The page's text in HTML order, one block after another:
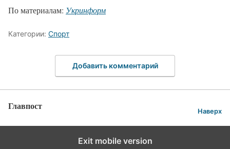
По материалам: Укринформ
Категории: Спорт
Добавить комментарий
Главпост Наверх
Exit mobile version